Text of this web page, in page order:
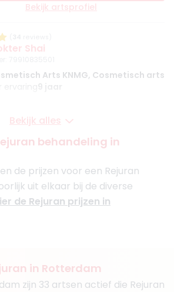
Bekijk artsprofiel
Shai
Arts KNMG, Cosmetisch arts
Kliniek Rotterdam
Kliniek Den Haag
Kliniek Nijmegen
Bekijk artsprofiel
Firdausi
Overige (BIG / RIZIV geregistreerd)
ervaring16 jaar
Bekijk alles
behandeling in
de prijzen voor een Rejuran
uit elkaar bij de diverse
de Rejuran prijzen in
in Rotterdam
zijn 33 artsen actief die Rejuran